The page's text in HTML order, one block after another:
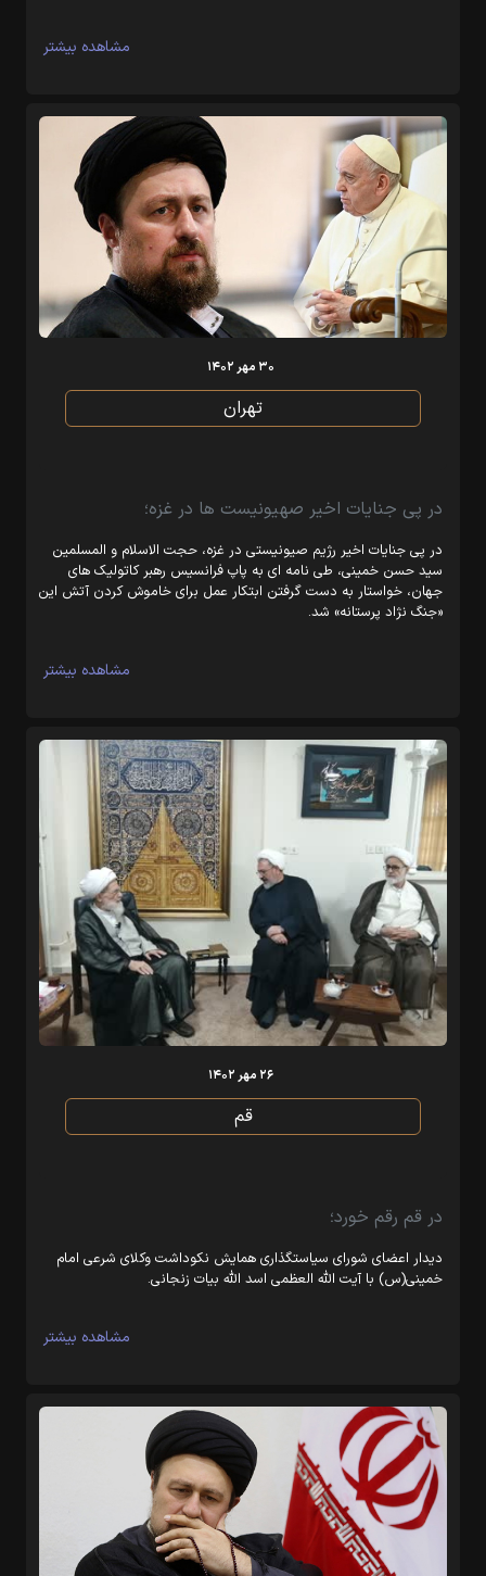
مشاهده بیشتر
۳۰ مهر ۱۴۰۲
تهران
در پی جنایات اخیر صهیونیست ها در غزه؛
در پی جنایات اخیر رژیم صیونیستی در غزه، حجت الاسلام و المسلمین
سید حسن خمینی، طی نامه ای به پاپ فرانسیس رهبر کاتولیک های
جهان، خواستار به دست گرفتن ابتکار عمل برای خاموش کردن آتش این
«جنگ نژاد پرستانه» شد.
مشاهده بیشتر
۲۶ مهر ۱۴۰۲
قم
در قم رقم خورد؛
دیدار اعضای شورای سیاستگذاری همایش نکوداشت وکلای شرعی امام
خمینی(س) با آیت الله العظمی اسد الله بیات زنجانی.
مشاهده بیشتر